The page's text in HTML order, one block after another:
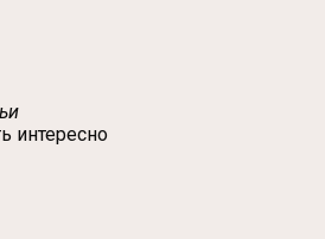
интересно